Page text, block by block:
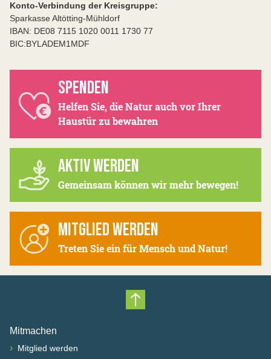
Konto-Verbindung der Kreisgruppe:
Sparkasse Altötting-Mühldorf
IBAN: DE08 7115 1020 0011 1730 77
BIC:BYLADEM1MDF
SPENDEN
Helfen Sie, die Natur auch vor Ihrer
Haustür zu bewahren
AKTIV WERDEN
Gemeinsam können wir mehr bewegen!
MITGLIED WERDEN
Treten Sie ein für Mensch und Natur!
Nach oben scrollen
Mitmachen
› Mitglied werden